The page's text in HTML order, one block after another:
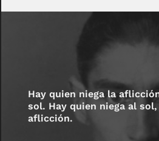
Hay quien niega la
sol. Hay quien niega al
aflicción.